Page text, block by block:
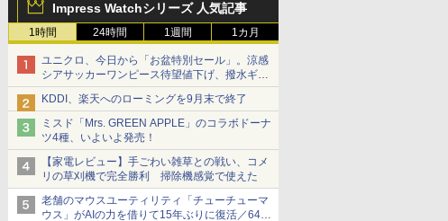
Impress Watchシリーズ 人気記事
1時間 24時間 1週間 1カ月
ユニクロ、今日から「お盆特別セール」。涼感
シアサッカーワンピース待望値下げ、撥水ギア
ショーツは1990円に
KDDI、楽天へのローミングを9月末で終了
ミスド「Mrs. GREEN APPLE」のコラボドーナ
ツ4種、いよいよ発売！
【家電レビュー】手ごわい雑草との戦い、コメ
リの草刈機で完全勝利 掃除機感覚で使えた
老舗のマウスユーティリティ「チューチューマ
ウス」がAIの力を借りて15年ぶりに復活／64bit